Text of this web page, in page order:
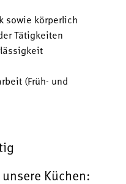
sowie körperlich
Tätigkeiten
(Früh- und
Küchen: